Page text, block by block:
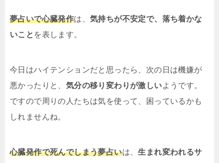
夢占いで心臓発作は、気持ちが不安定で、落ち着かな
いこと を表します。
今日はハイテンションだと思ったら、次の日は機嫌が
悪かったりと、 気分の移り変わりが激しいようです。
ですので周りの人たちは気を使って、困っているかも
しれませんね。
心臓発作で死んでしまう夢占いは、生まれ変われるサ